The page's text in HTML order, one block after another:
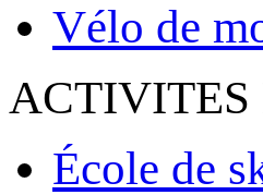
Vélo de
ACTIVITES
École de